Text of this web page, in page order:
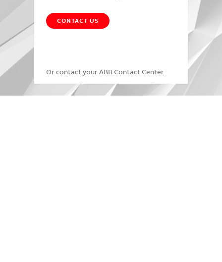
CONTACT US
Or contact your ABB Contact Center